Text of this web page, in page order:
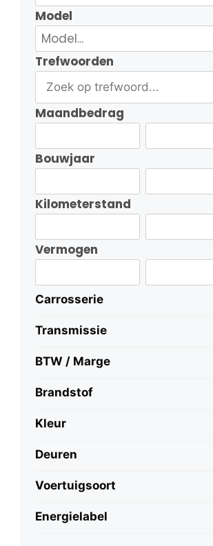
Model
Trefwoorden
Maandbedrag
Bouwjaar
Kilometerstand
Vermogen
Carrosserie
Transmissie
BTW / Marge
Brandstof
Kleur
Deuren
Voertuigsoort
Energielabel